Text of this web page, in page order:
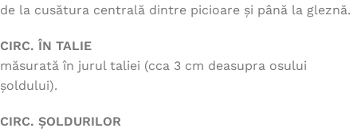
de la cusătura centrală dintre picioare și până la gleznă.
CIRC. ÎN TALIE
măsurată în jurul taliei (cca 3 cm deasupra osului
șoldului).
CIRC. ȘOLDURILOR